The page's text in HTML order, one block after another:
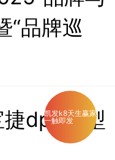
“品牌巡
dpb大型
凯发k8天生赢家
一触即发